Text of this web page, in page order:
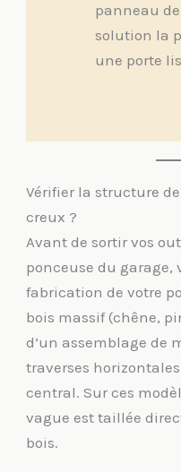
panneau
solution la
une porte
Vérifier la structure
creux ?
Avant de sortir vos
ponceuse du garage,
fabrication de votre
bois massif (chêne,
d’un assemblage de
traverses
central. Sur ces
vague est taillée
bois.